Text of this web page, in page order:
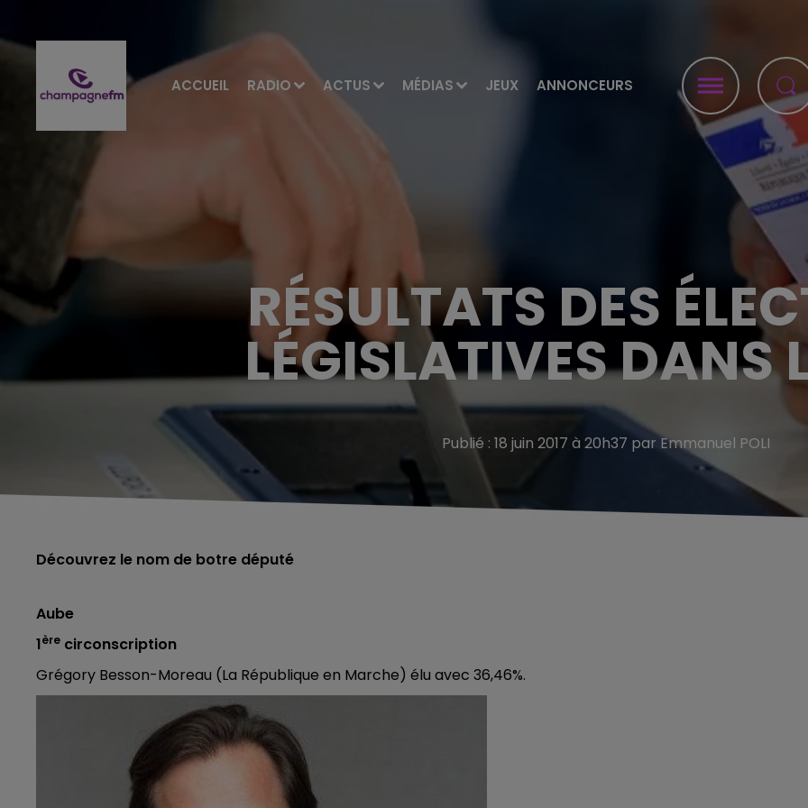
ACCUEIL RADIO ACTUS MÉDIAS JEUX ANNONCEURS
5h00 - 6h00
RÉSULTATS DES
LÉGISLATIVES DANS
Publié : 18 juin 2017 à 20h37 par Emmanuel POLI
Découvrez le nom de botre député
Aube
1ère circonscription
Grégory Besson-Moreau (La République en Marche) élu avec 36,46%.